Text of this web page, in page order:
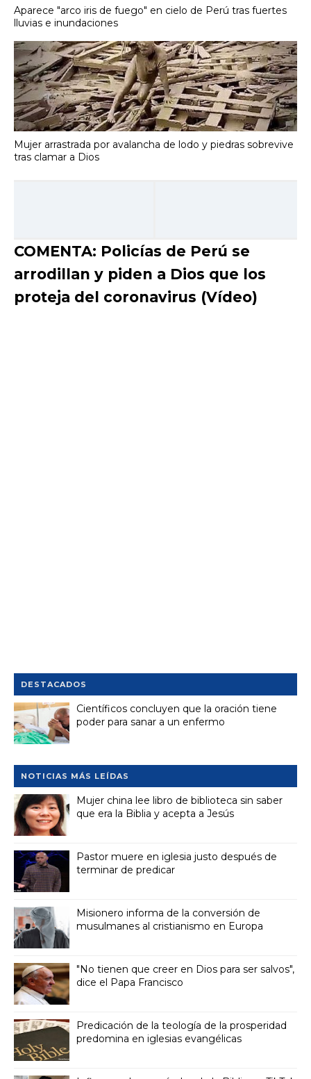
Aparece "arco iris de fuego" en cielo de Perú tras fuertes
lluvias e inundaciones
Mujer arrastrada por avalancha de lodo y piedras sobrevive
tras clamar a Dios
COMENTA: Policías de Perú se
arrodillan y piden a Dios que los
proteja del coronavirus (Vídeo)
DESTACADOS
Científicos concluyen que la oración tiene
poder para sanar a un enfermo
NOTICIAS MÁS LEÍDAS
Mujer china lee libro de biblioteca sin saber
que era la Biblia y acepta a Jesús
Pastor muere en iglesia justo después de
terminar de predicar
Misionero informa de la conversión de
musulmanes al cristianismo en Europa
"No tienen que creer en Dios para ser salvos",
dice el Papa Francisco
Predicación de la teología de la prosperidad
predomina en iglesias evangélicas